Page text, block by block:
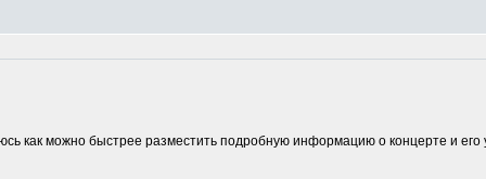
как можно быстрее разместить подробную информацию о концерте и его